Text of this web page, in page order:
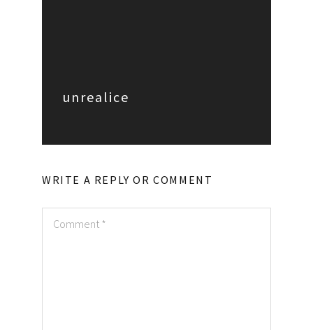
unrealice
WRITE A REPLY OR COMMENT